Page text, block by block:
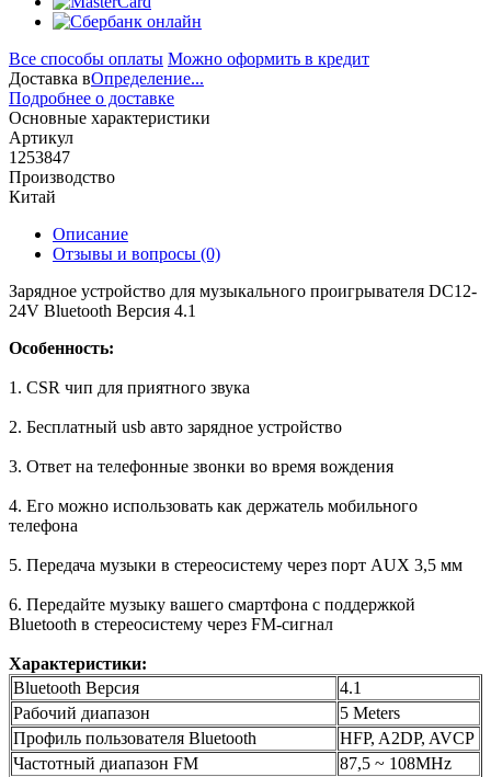
Все способы оплаты Можно оформить в кредит
Доставка вОпределение...
Подробнее о доставке
Основные характеристики
Артикул
1253847
Производство
Китай
Описание
Отзывы и вопросы (0)
Зарядное устройство для музыкального проигрывателя DC12-
24V Bluetooth Версия 4.1
Особенность:
1. CSR чип для приятного звука
2. Бесплатный usb авто зарядное устройство
3. Ответ на телефонные звонки во время вождения
4. Его можно использовать как держатель мобильного
телефона
5. Передача музыки в стереосистему через порт AUX 3,5 мм
6. Передайте музыку вашего смартфона с поддержкой
Bluetooth в стереосистему через FM-сигнал
Характеристики:
Bluetooth Версия
4.1
Рабочий диапазон
5 Meters
Профиль пользователя Bluetooth
HFP, A2DP, AVCP
Частотный диапазон FM
87,5 ~ 108MHz